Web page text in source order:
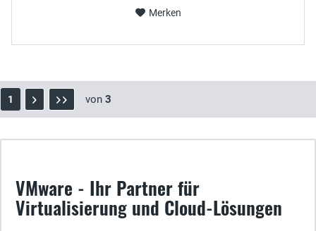
Merken
1 von 3
VMware - Ihr Partner für
Virtualisierung und Cloud-Lösungen